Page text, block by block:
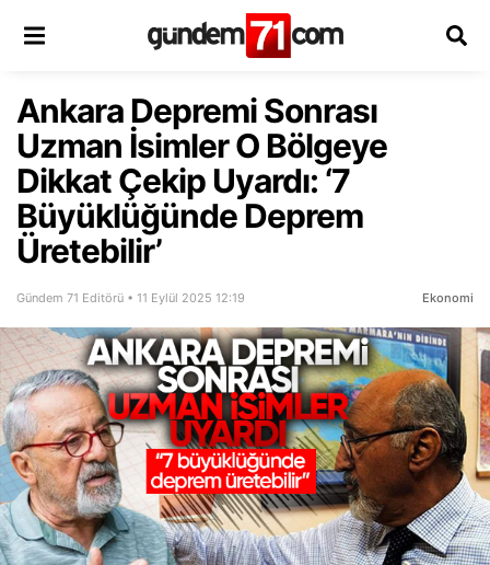
Ankara Depremi Sonrası
Uzman İsimler O Bölgeye
Dikkat Çekip Uyardı: ‘7
Büyüklüğünde Deprem
Üretebilir’
Gündem 71 Editörü • 11 Eylül 2025 12:19 Ekonomi